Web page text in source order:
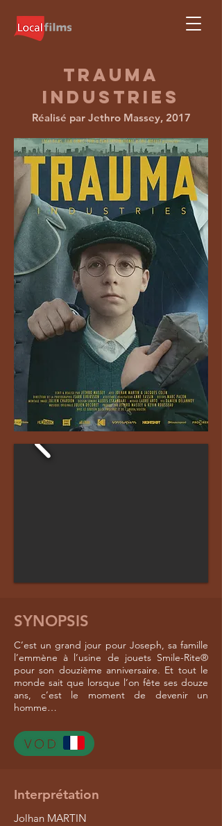
TRAUMA
INDUSTRIES
Réalisé par Jethro Massey, 2017
SYNOPSIS
C’est un grand jour pour Joseph, sa famille
l’emmène à l’usine de jouets Smile-Rite®
pour son douzième anniversaire. Et tout le
monde sait que lorsque l’on fête ses douze
ans, c’est le moment de devenir un
homme…
Interprétation
Jolhan MARTIN